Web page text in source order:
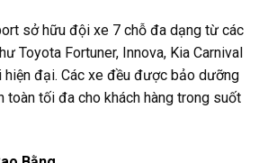
sở hữu đội xe 7 chỗ đa dạng từ các
Toyota Fortuner, Innova, Kia Carnival
đại. Các xe đều được bảo dưỡng
toàn tối đa cho khách hàng trong suốt